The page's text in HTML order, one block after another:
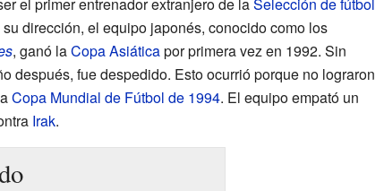
su dirección, el equipo japonés, conocido como los
, ganó laCopa Asiáticapor primera vez en 1992. Sin
después, fue despedido. Esto ocurrió porque no lograron
Copa Mundial de Fútbol de 1994. El equipo empató un
Irak.